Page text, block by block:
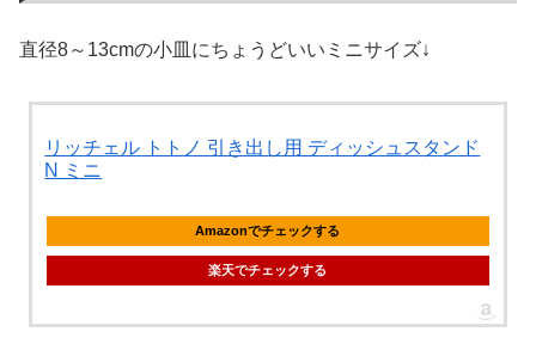
直径8～13cmの小皿にちょうどいいミニサイズ↓
リッチェル トトノ 引き出し用 ディッシュスタンド
N ミニ
Amazonでチェックする
楽天でチェックする